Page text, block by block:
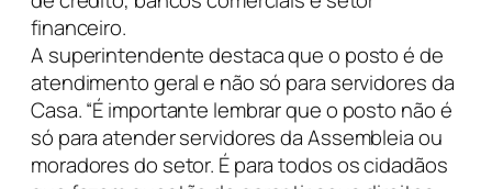
financeiro.
A superintendente destaca que o posto é de
atendimento geral e não só para servidores da
Casa. “É importante lembrar que o posto não é
só para atender servidores da Assembleia ou
moradores do setor. É para todos os cidadãos